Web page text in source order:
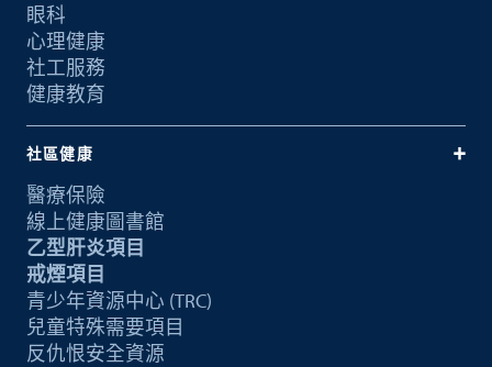
眼科
心理健康
社工服務
健康教育
社區健康
醫療保險
線上健康圖書館
乙型肝炎項目
戒煙項目
青少年資源中心 (TRC)
兒童特殊需要項目
反仇恨安全資源